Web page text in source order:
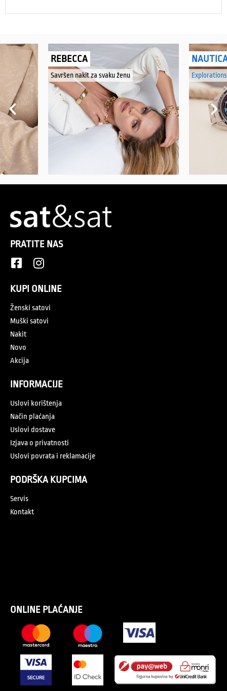
REBECCA
Savršen nakit za svaku ženu
PRATITE NAS
KUPI ONLINE
Ženski satovi
Muški satovi
Nakit
Novo
Akcija
INFORMACIJE
Uslovi korištenja
Način plaćanja
Uslovi dostave
Izjava o privatnosti
Uslovi povrata i reklamacije
PODRŠKA KUPCIMA
Servis
Kontakt
ONLINE PLAĆANJE